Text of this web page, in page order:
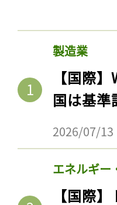
製造業
【国際
国は基準
2026/07/13
エネルギー
【国際